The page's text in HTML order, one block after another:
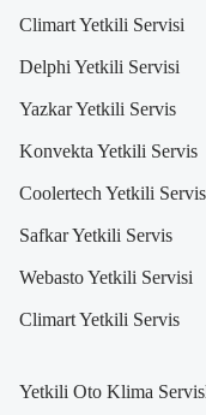
Climart Yetkili Servisi
Delphi Yetkili Servisi
Yazkar Yetkili Servis
Konvekta Yetkili Servis
Coolertech Yetkili Servis
Safkar Yetkili Servis
Webasto Yetkili Servisi
Climart Yetkili Servis
Yetkili Oto Klima